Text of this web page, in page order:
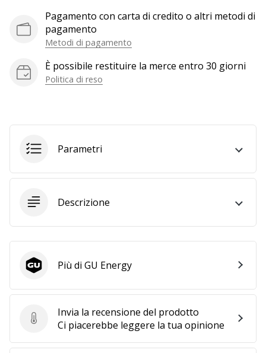
forum
online?
che
generino
Mostra
articoli
Pagamento con carta di credito o altri metodi di
pagamento
Metodi di pagamento
È possibile restituire la merce entro 30 giorni
Politica di reso
Parametri
Descrizione
Invia la recensione del prodotto
Invia la recensione del prodotto
Ci piacerebbe leggere la tua opinione
GU EnergyPiù di GU Energy